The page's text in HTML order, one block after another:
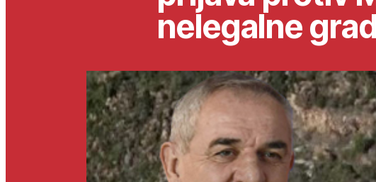
nelegalne